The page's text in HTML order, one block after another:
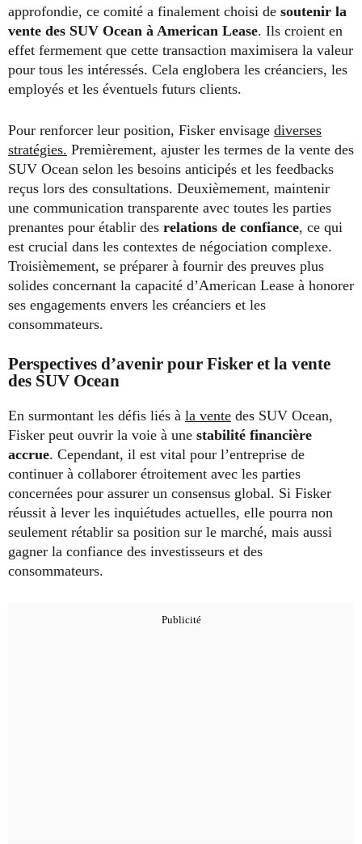
approfondie, ce comité a finalement choisi de soutenir la
vente des SUV Ocean à American Lease. Ils croient en
effet fermement que cette transaction maximisera la valeur
pour tous les intéressés. Cela englobera les créanciers, les
employés et les éventuels futurs clients.
Pour renforcer leur position, Fisker envisage diverses
stratégies. Premièrement, ajuster les termes de la vente des
SUV Ocean selon les besoins anticipés et les feedbacks
reçus lors des consultations. Deuxièmement, maintenir
une communication transparente avec toutes les parties
prenantes pour établir des relations de confiance, ce qui
est crucial dans les contextes de négociation complexe.
Troisièmement, se préparer à fournir des preuves plus
solides concernant la capacité d’American Lease à honorer
ses engagements envers les créanciers et les
consommateurs.
Perspectives d’avenir pour Fisker et la vente
des SUV Ocean
En surmontant les défis liés à la vente des SUV Ocean,
Fisker peut ouvrir la voie à une stabilité financière
accrue. Cependant, il est vital pour l’entreprise de
continuer à collaborer étroitement avec les parties
concernées pour assurer un consensus global. Si Fisker
réussit à lever les inquiétudes actuelles, elle pourra non
seulement rétablir sa position sur le marché, mais aussi
gagner la confiance des investisseurs et des
consommateurs.